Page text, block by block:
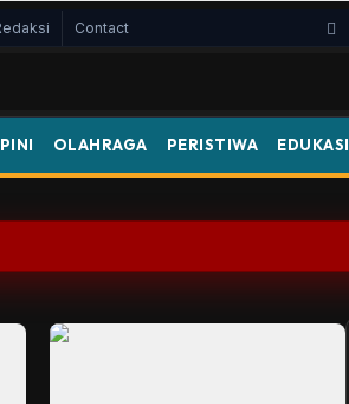
Contact
OLAHRAGA PERISTIWA EDUKASI